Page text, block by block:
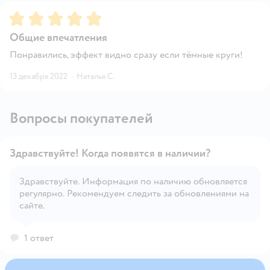
Рейтинг:5
Общие впечатления
Понравились, эффект видно сразу если тёмные круги!
13 декабря 2022 · Наталья С.
Вопросы покупателей
Открыть вопрос
Здравствуйте! Когда появятся в наличии?
Здравствуйте. Информация по наличию обновляется
регулярно. Рекомендуем следить за обновлениями на
сайте.
1 ответ